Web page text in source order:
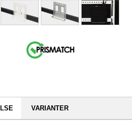
VARIANTER